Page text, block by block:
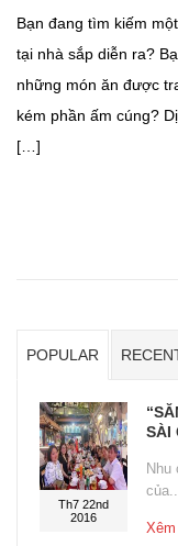
Bạn đang tìm kiếm
tại nhà sắp diễn ra?
những món ăn được
kém phần ấm cúng?
[…]
POPULAR
Th7 22nd
2016
SÀI
Nhu
của...